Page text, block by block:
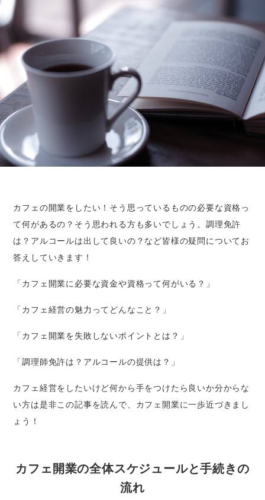
カフェの開業をしたい！そう思っているものの必要な資格っ
て何があるの？そう思われる方も多いでしょう。調理免許
は？アルコールは出して良いの？など皆様の疑問についてお
答えしていきます！
「カフェ開業に必要な資金や資格って何がいる？」
「カフェ経営の魅力ってどんなこと？」
「カフェ開業を失敗しないポイントとは？」
「調理師免許は？アルコールの提供は？」
カフェ経営をしたいけど何から手をつけたら良いか分からな
い方は是非この記事を読んで、カフェ開業に一歩近づきまし
ょう！
カフェ開業の全体スケジュールと手続きの
流れ